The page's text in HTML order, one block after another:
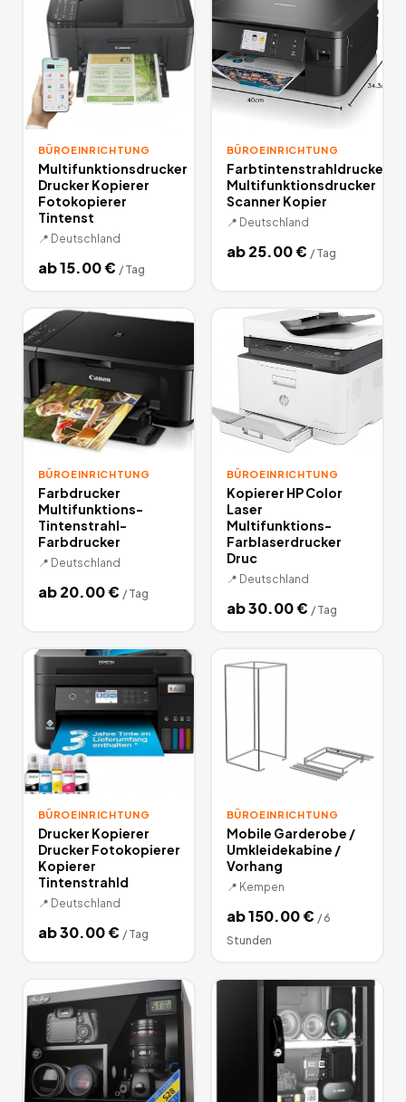
BÜROEINRICHTUNG
Multifunktionsdrucker
Drucker Kopierer
Fotokopierer
Tintenst
📍 Deutschland
ab15.00€ / Tag
BÜROEINRICHTUNG
Farbtintenstrahldrucker
Multifunktionsdrucker
Scanner Kopier
📍 Deutschland
ab25.00€ / Tag
BÜROEINRICHTUNG
Farbdrucker
Multifunktions-
Tintenstrahl-
Farbdrucker
📍 Deutschland
ab20.00€ / Tag
BÜROEINRICHTUNG
Kopierer HP Color
Laser
Multifunktions-
Farblaserdrucker
Druc
📍 Deutschland
ab30.00€ / Tag
BÜROEINRICHTUNG
Drucker Kopierer
Drucker Fotokopierer
Kopierer
Tintenstrahld
📍 Deutschland
ab30.00€ / Tag
BÜROEINRICHTUNG
Mobile Garderobe /
Umkleidekabine /
Vorhang
📍 Kempen
ab150.00€ / 6
Stunden